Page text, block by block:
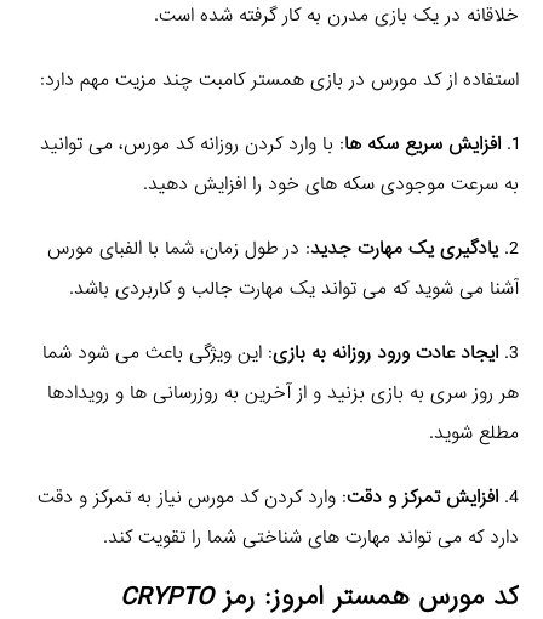
خلاقانه در یک بازی مدرن به کار گرفته شده است.
استفاده از کد مورس در بازی همستر کامبت چند مزیت مهم دارد:
1. افزایش سریع سکه ها: با وارد کردن روزانه کد مورس، می توانید
به سرعت موجودی سکه های خود را افزایش دهید.
2. یادگیری یک مهارت جدید: در طول زمان، شما با الفبای مورس
آشنا می شوید که می تواند یک مهارت جالب و کاربردی باشد.
3. ایجاد عادت ورود روزانه به بازی: این ویژگی باعث می شود شما
هر روز سری به بازی بزنید و از آخرین به روزرسانی ها و رویدادها
مطلع شوید.
4. افزایش تمرکز و دقت: وارد کردن کد مورس نیاز به تمرکز و دقت
دارد که می تواند مهارت های شناختی شما را تقویت کند.
کد مورس همستر امروز: رمزCRYPTO